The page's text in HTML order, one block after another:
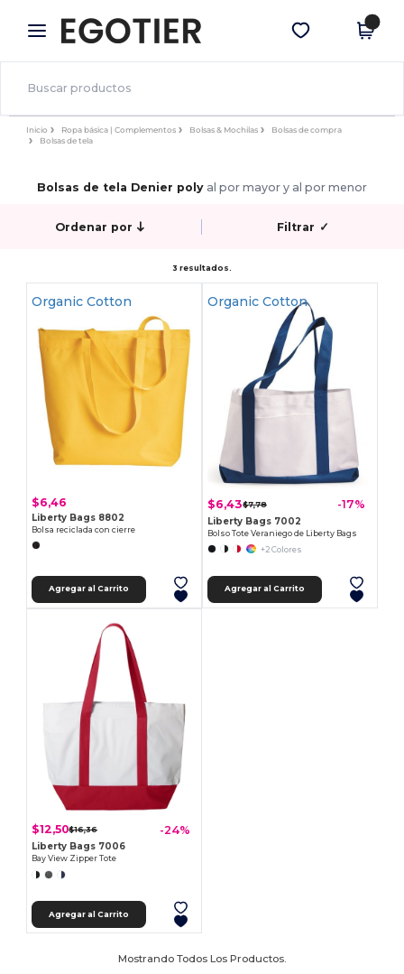
× App de Egotier
¡Mejores precios en app!
Descargar app
Inicio Ropa básica | Complementos Bolsas & Mochilas
Bolsas de compra
Bolsas de tela
Bolsas de tela Denier poly al por mayor y al por menor
Ordenar por Filtrar ✓
3 resultados.
Organic Cotton
$6,46
Liberty Bags 8802
Bolsa reciclada con cierre
Agregar al Carrito
Organic Cotton
$6,43$7,78 -17%
Liberty Bags 7002
Bolso Tote Veraniego de Liberty Bags
+2 Colores
Agregar al Carrito
$12,50$16,36 -24%
Liberty Bags 7006
Bay View Zipper Tote
Agregar al Carrito
Mostrando Todos Los Productos.